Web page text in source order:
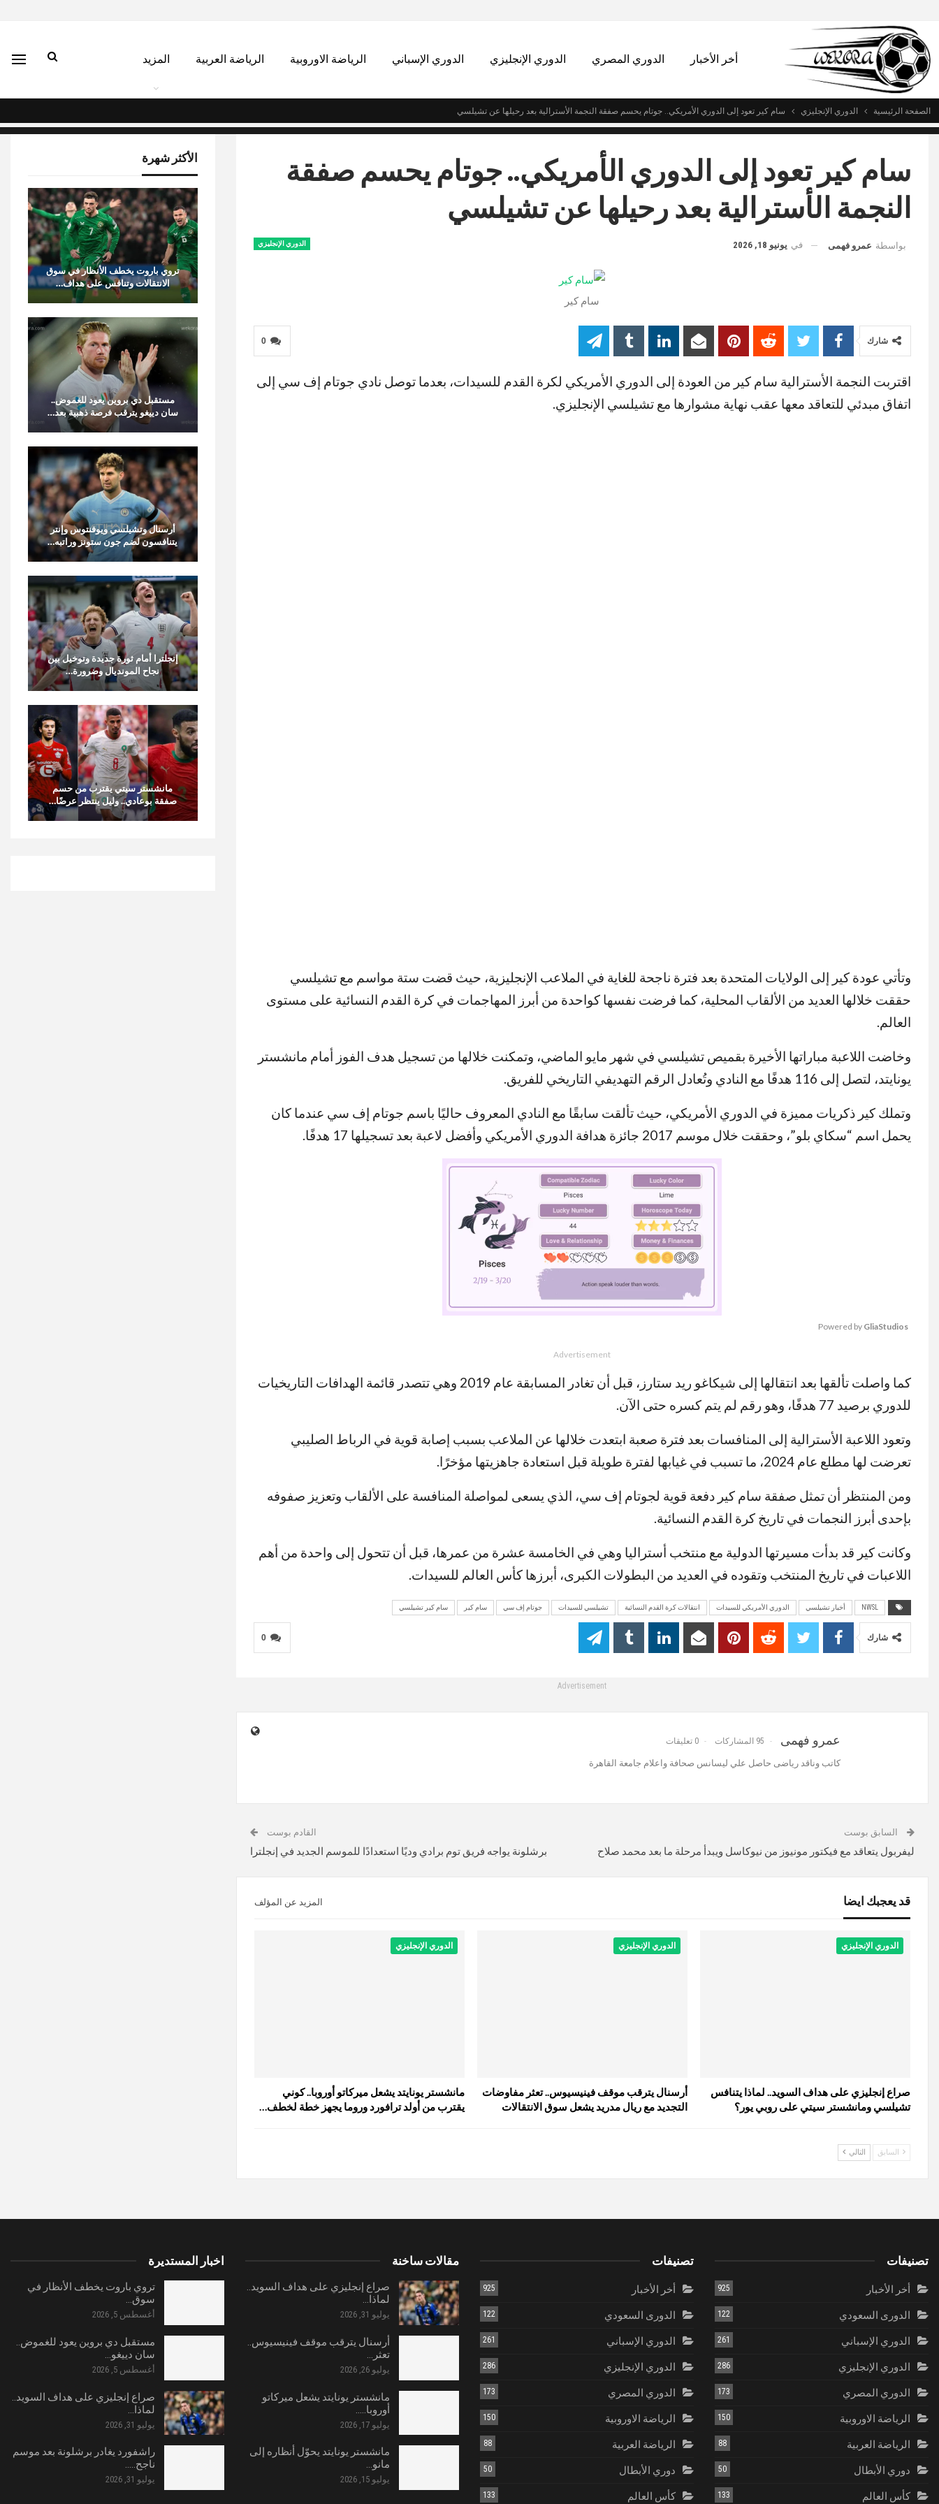
أخر الأخبار الدوري المصري الدوري الإنجليزي الدوري الإسباني الرياضة الاوروبية الرياضة العربية المزيد
الصفحة الرئيسية الدوري الإنجليزي سام كير تعود إلى الدوري الأمريكي.. جوتام يحسم صفقة النجمة الأسترالية بعد رحيلها عن تشيلسي
سام كير تعود إلى الدوري الأمريكي.. جوتام يحسم صفقة
النجمة الأسترالية بعد رحيلها عن تشيلسي
الدوري الإنجليزي بواسطة عمرو فهمى في يونيو 18, 2026
سام كير
0 شارك
اقتربت النجمة الأسترالية سام كير من العودة إلى الدوري الأمريكي لكرة القدم للسيدات، بعدما توصل نادي جوتام إف سي إلى
اتفاق مبدئي للتعاقد معها عقب نهاية مشوارها مع تشيلسي الإنجليزي.
وتأتي عودة كير إلى الولايات المتحدة بعد فترة ناجحة للغاية في الملاعب الإنجليزية، حيث قضت ستة مواسم مع تشيلسي
حققت خلالها العديد من الألقاب المحلية، كما فرضت نفسها كواحدة من أبرز المهاجمات في كرة القدم النسائية على مستوى
العالم.
وخاضت اللاعبة مباراتها الأخيرة بقميص تشيلسي في شهر مايو الماضي، وتمكنت خلالها من تسجيل هدف الفوز أمام مانشستر
يونايتد، لتصل إلى 116 هدفًا مع النادي وتُعادل الرقم التهديفي التاريخي للفريق.
وتملك كير ذكريات مميزة في الدوري الأمريكي، حيث تألقت سابقًا مع النادي المعروف حاليًا باسم جوتام إف سي عندما كان
يحمل اسم “سكاي بلو”، وحققت خلال موسم 2017 جائزة هدافة الدوري الأمريكي وأفضل لاعبة بعد تسجيلها 17 هدفًا.
Powered by GliaStudios
Advertisement
كما واصلت تألقها بعد انتقالها إلى شيكاغو ريد ستارز، قبل أن تغادر المسابقة عام 2019 وهي تتصدر قائمة الهدافات التاريخيات
للدوري برصيد 77 هدفًا، وهو رقم لم يتم كسره حتى الآن.
وتعود اللاعبة الأسترالية إلى المنافسات بعد فترة صعبة ابتعدت خلالها عن الملاعب بسبب إصابة قوية في الرباط الصليبي
تعرضت لها مطلع عام 2024، ما تسبب في غيابها لفترة طويلة قبل استعادة جاهزيتها مؤخرًا.
ومن المنتظر أن تمثل صفقة سام كير دفعة قوية لجوتام إف سي، الذي يسعى لمواصلة المنافسة على الألقاب وتعزيز صفوفه
بإحدى أبرز النجمات في تاريخ كرة القدم النسائية.
وكانت كير قد بدأت مسيرتها الدولية مع منتخب أستراليا وهي في الخامسة عشرة من عمرها، قبل أن تتحول إلى واحدة من أهم
اللاعبات في تاريخ المنتخب وتقوده في العديد من البطولات الكبرى، أبرزها كأس العالم للسيدات.
NWSL أخبار تشيلسي الدوري الأمريكي للسيدات انتقالات كرة القدم النسائية تشيلسي للسيدات جوتام إف سي سام كير سام كير تشيلسي
0 شارك
Advertisement
عمرو فهمى 95 المشاركات 0 تعليقات
كاتب وناقد رياضى حاصل علي ليسانس صحافة واعلام جامعة القاهرة
السابق بوست
ليفربول يتعاقد مع فيكتور مونيوز من نيوكاسل ويبدأ مرحلة ما بعد محمد صلاح
القادم بوست
برشلونة يواجه فريق توم برادي وديًا استعدادًا للموسم الجديد في إنجلترا
قد يعجبك ايضا المزيد عن المؤلف
الدوري الإنجليزي
صراع إنجليزي على هداف السويد.. لماذا يتنافس
تشيلسي ومانشستر سيتي على روبي يور؟
الدوري الإنجليزي
أرسنال يترقب موقف فينيسيوس.. تعثر مفاوضات
التجديد مع ريال مدريد يشعل سوق الانتقالات
الدوري الإنجليزي
مانشستر يونايتد يشعل ميركاتو أوروبا.. كوني
يقترب من أولد ترافورد وروما يجهز خطة لخطف…
السابق التالي
الأكثر شهرة
تروي باروت يخطف الأنظار في سوق
الانتقالات وتنافس على هداف…
مستقبل دي بروين يعود للغموض..
سان دييغو يترقب فرصة ذهبية بعد…
أرسنال وتشيلسي ويوفنتوس وإنتر
يتنافسون لضم جون ستونز وراتبه…
إنجلترا أمام ثورة جديدة وتوخيل بين
نجاح المونديال وضرورة…
مانشستر سيتي يقترب من حسم
صفقة بوعادي.. وليل ينتظر عرضًا…
تصنيفات
أخر الأخبار 925
الدورى السعودي 122
الدوري الإسباني 261
الدوري الإنجليزي 286
الدوري المصري 173
الرياضة الاوروبية 150
الرياضة العربية 88
دوري الأبطال 50
كأس العالم 133
تصنيفات
أخر الأخبار 925
الدورى السعودي 122
الدوري الإسباني 261
الدوري الإنجليزي 286
الدوري المصري 173
الرياضة الاوروبية 150
الرياضة العربية 88
دوري الأبطال 50
كأس العالم 133
مقالات ساخنة
صراع إنجليزي على هداف السويد..
لماذا…
يوليو 31, 2026
أرسنال يترقب موقف فينيسيوس..
تعثر…
يوليو 26, 2026
مانشستر يونايتد يشعل ميركاتو
أوروبا..…
يوليو 17, 2026
مانشستر يونايتد يحوّل أنظاره إلى
مانو…
يوليو 15, 2026
اخبار المستديرة
تروي باروت يخطف الأنظار في
سوق…
أغسطس 5, 2026
مستقبل دي بروين يعود للغموض..
سان دييغو…
أغسطس 5, 2026
صراع إنجليزي على هداف السويد..
لماذا…
يوليو 31, 2026
راشفورد يغادر برشلونة بعد موسم
ناجح..…
يوليو 31, 2026